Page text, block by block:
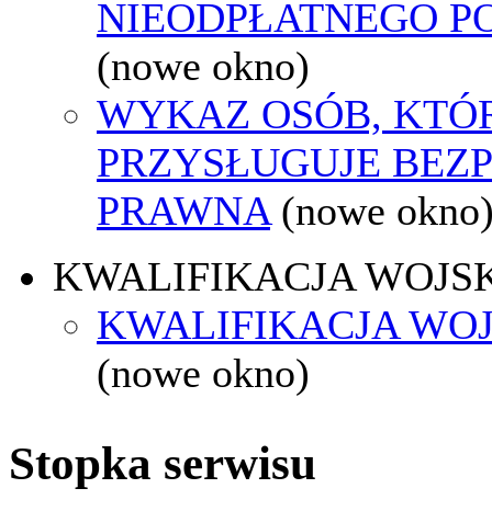
NIEODPŁATNEGO
(nowe okno)
WYKAZ OSÓB,
PRZYSŁUGUJE
PRAWNA (nowe
KWALIFIKACJA
KWALIFIKACJA
(nowe okno)
Stopka serwisu